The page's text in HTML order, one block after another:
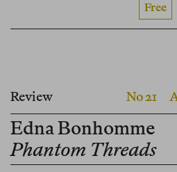
Free
Review No 21
Edna Bonhomme
Phantom Threads